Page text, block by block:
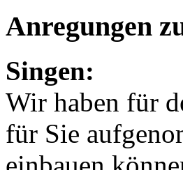
Anregungen
Singen:
Wir haben für
für Sie